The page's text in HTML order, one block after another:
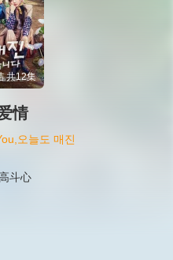
共12集
情
오늘도 매진
斗心